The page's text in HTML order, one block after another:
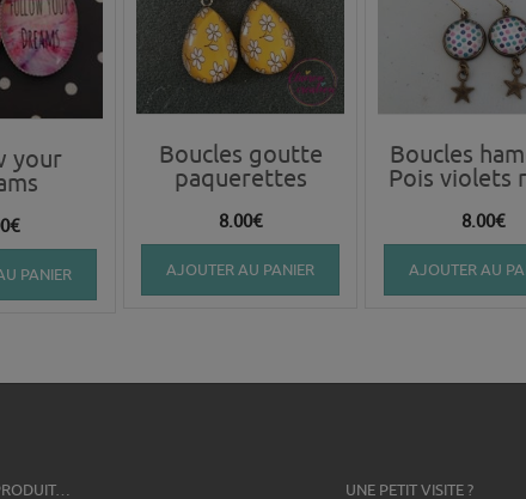
your
€
PANIER
Boucles goutte
paquerettes
8.00€
AJOUTER AU PANIER
Boucles
Pois violets
8.00€
AJOUTER AU
UNE PETIT VISITE ?